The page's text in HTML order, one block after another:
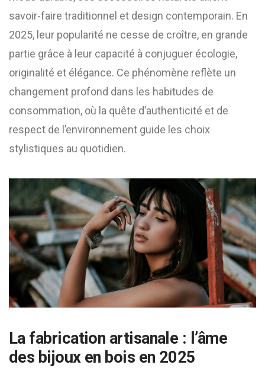
savoir-faire traditionnel et design contemporain. En
2025, leur popularité ne cesse de croître, en grande
partie grâce à leur capacité à conjuguer écologie,
originalité et élégance. Ce phénomène reflète un
changement profond dans les habitudes de
consommation, où la quête d’authenticité et de
respect de l’environnement guide les choix
stylistiques au quotidien.
La fabrication artisanale : l’âme
des bijoux en bois en 2025